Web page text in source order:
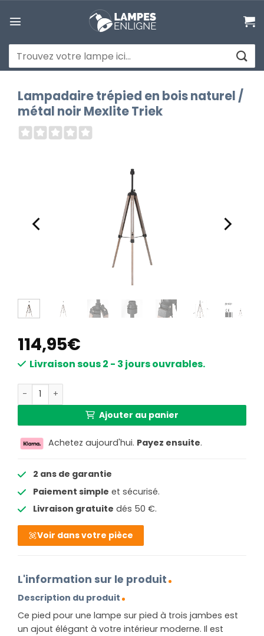
au
Recherche
pour :
Lampadaire trépied en bois naturel /
métal noir Mexlite Triek
114,95€
Livraison sous 2 - 3 jours ouvrables.
quantité de Lampadaire trépied en bois naturel / métal
Ajouter au panier
Achetez aujourd'hui. Payez ensuite.
2 ans de garantie
Paiement simple et sécurisé.
Livraison gratuite dés 50 €.
Voir dans votre pièce
L'information sur le produit
Description du produit
Ce pied pour une lampe sur pied à trois jambes est
un ajout élégant à votre intérieur moderne. Il est